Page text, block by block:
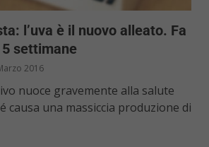
l’uva è il nuovo alleato. Fa
settimane
2016
nuoce gravemente alla salute
causa una massiccia produzione di